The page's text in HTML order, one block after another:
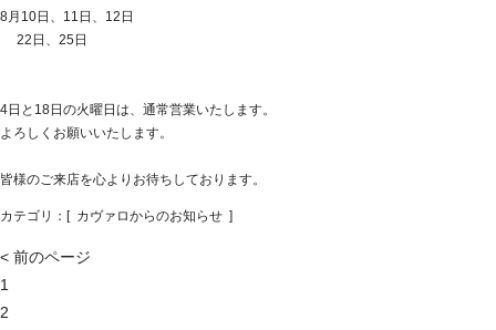
8月10日、11日、12日
22日、25日
4日と18日の火曜日は、通常営業いたします。
よろしくお願いいたします。
皆様のご来店を心よりお待ちしております。
カテゴリ：[ カヴァロからのお知らせ ]
< 前のページ
1
2